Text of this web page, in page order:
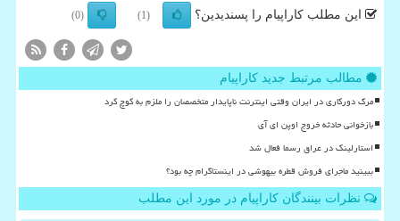
این مطلب کاراپیام را پسندیدین؟ (1)
(0)
مطالب مرتبط جدید کاراپیام
مرگ دورکاری در ایران وقتی اینترنت ناپایدار متخصصان را ملزم به کوچ کرد
بازخوانی حادثه خروج اوپن ای آی
استارلینک در عراق رسما فعال شد
ببینید ماجرای فروش قطره بیهوشی در اینستاگرام چه بود؟
نظرات بینندگان کاراپیام در مورد این مطلب